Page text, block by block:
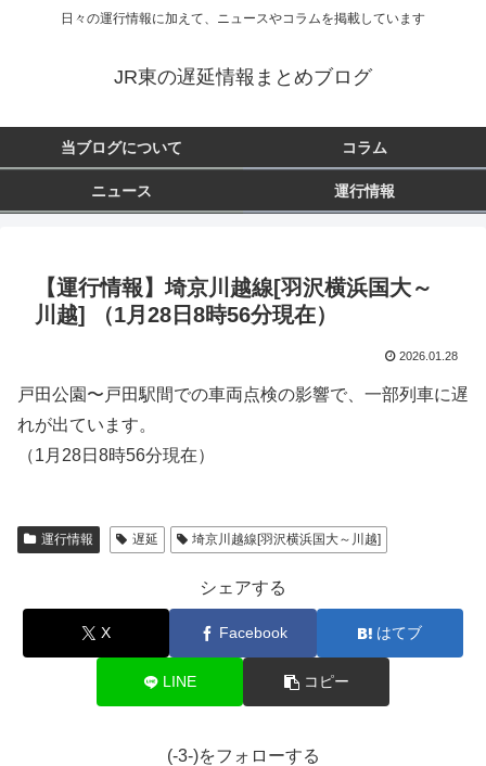
日々の運行情報に加えて、ニュースやコラムを掲載しています
JR東の遅延情報まとめブログ
当ブログについて コラム
ニュース 運行情報
【運行情報】埼京川越線[羽沢横浜国大～
川越] （1月28日8時56分現在）
2026.01.28
戸田公園〜戸田駅間での車両点検の影響で、一部列車に遅
れが出ています。
（1月28日8時56分現在）
運行情報 遅延 埼京川越線[羽沢横浜国大～川越]
シェアする
X Facebook はてブ
LINE コピー
(-3-)をフォローする